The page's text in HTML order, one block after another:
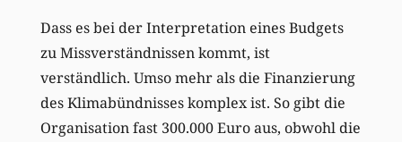
Dass es bei der Interpretation eines Budgets
zu Missverständnissen kommt, ist
verständlich. Umso mehr als die Finanzierung
des Klimabündnisses komplex ist. So gibt die
Organisation fast 300.000 Euro aus, obwohl die